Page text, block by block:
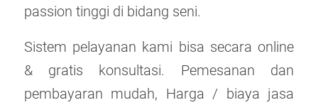
passion tinggi di bidang seni.
Sistem pelayanan kami bisa secara online
& gratis konsultasi. Pemesanan dan
pembayaran mudah, Harga / biaya jasa